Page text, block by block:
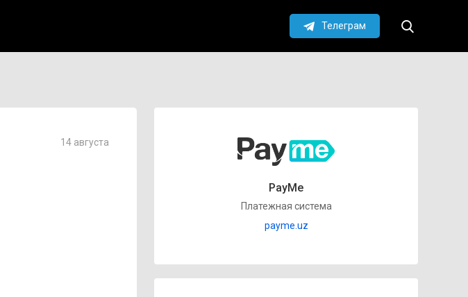
Телеграм
14 августа
PayMe
Платежная система
payme.uz